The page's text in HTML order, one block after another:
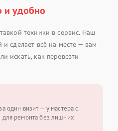
и удобно
техники в сервис. Наш
сделает всё на месте — вам
искать, как перевезти
один визит — у мастера с
ремонта без лишних